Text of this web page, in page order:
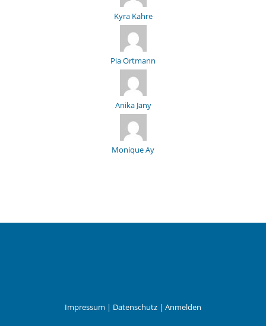
Kyra Kahre
Pia Ortmann
Anika Jany
Monique Ay
Impressum | Datenschutz | Anmelden